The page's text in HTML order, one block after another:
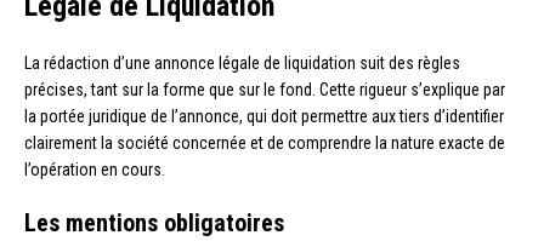
La rédaction d’une annonce légale de liquidation suit des règles
précises, tant sur la forme que sur le fond. Cette rigueur s’explique par
la portée juridique de l’annonce, qui doit permettre aux tiers d’identifier
clairement la société concernée et de comprendre la nature exacte de
l’opération en cours.
Les mentions obligatoires